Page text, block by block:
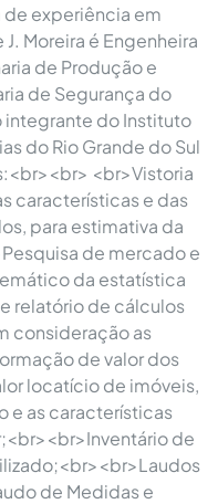
experiência em
Moreira é Engenheira
de Produção e
de Segurança do
integrante do Instituto
do Rio Grande do Sul
<br>Vistoria
características e das
para estimativa da
de mercado e
da estatística
relatório de cálculos
consideração as
de valor dos
locatício de imóveis,
e as características
de
de Medidas e